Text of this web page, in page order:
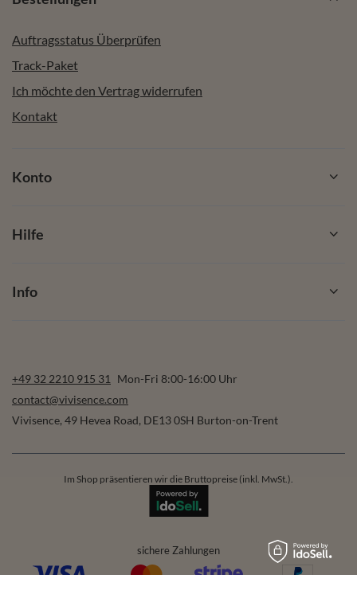
Auftragsstatus Überprüfen
Track-Paket
Ich möchte den Vertrag widerrufen
Kontakt
Konto
Hilfe
Info
+49 32 2210 915 31
Mon-Fri 8:00-16:00 Uhr
contact@vivisence.com
Vivisence, 49 Hevea Road, DE13 0SH Burton-on-Trent
Im Shop präsentieren wir die Bruttopreise (inkl. MwSt.).
sichere Zahlungen